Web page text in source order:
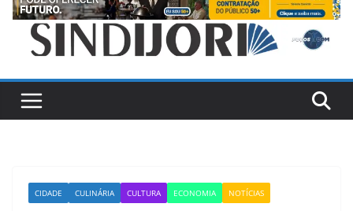
CIDADE CULINÁRIA CULTURA ECONOMIA NOTÍCIAS